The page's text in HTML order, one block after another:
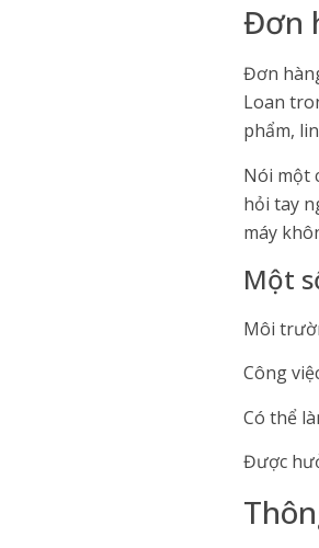
Đơn
Đơn
Loan
phẩm,
Nói một
hỏi tay
máy
Một
Môi
Công
Có thể
Được